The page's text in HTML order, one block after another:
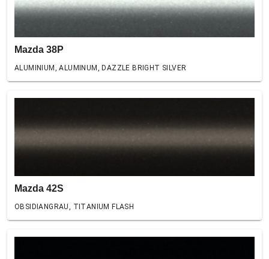
Mazda 38P
ALUMINIUM, ALUMINUM, DAZZLE BRIGHT SILVER
Mazda 42S
OBSIDIANGRAU, TITANIUM FLASH